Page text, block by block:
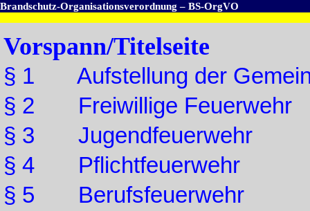
Brandschutz-Organisationsverordnung – BS-OrgVO
Vorspann/Titelseite
§ 1 Aufstellung der
§ 2 Freiwillige Feuerwehr
§ 3 Jugendfeuerwehr
§ 4 Pflichtfeuerwehr
§ 5 Berufsfeuerwehr